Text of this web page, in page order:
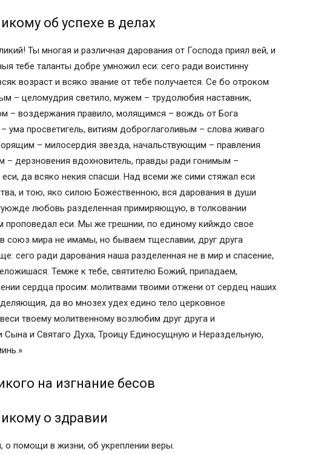
читается священниками, а не мирянами)
об успехе в делах
Ты многая и различная дарования от Господа приял вей, и
тебе таланты добре умножил еси: сего ради воистинну
возраст и всяко звание от тебе получается. Се бо отроком
– целомудрия светило, мужем – трудолюбия наставник,
– воздержания правило, молящимся – вождь от Бога
просветигель, витиям доброглаголивым – слова живаго
– милосердия звезда, начальствующим – правления
– дерзновения вдохновитель, правды ради гонимым –
да всяко некия спасши. Над всеми же сими стяжал еси
и тою, яко силою Божественною, вся дарования в души
любовь разделенная примиряющую, в толковании
проповедал еси. Мы же грешнии, по единому кийждо свое
союз мира не имамы, но бываем тщеславии, друг друга
сего ради дарования наша разделенная не в мир и спасение,
Темже к тебе, святителю Божий, припадаем,
сердца просим: молитвами твоими отжени от сердец наших
да во мнозех удех едино тело церковное
твоему молитвенному возлюбим друг друга и
и Святаго Духа, Троицу Единосущную и Нераздельную,
на изгнание бесов
о здравии
о помощи в жизни, об укреплении веры.